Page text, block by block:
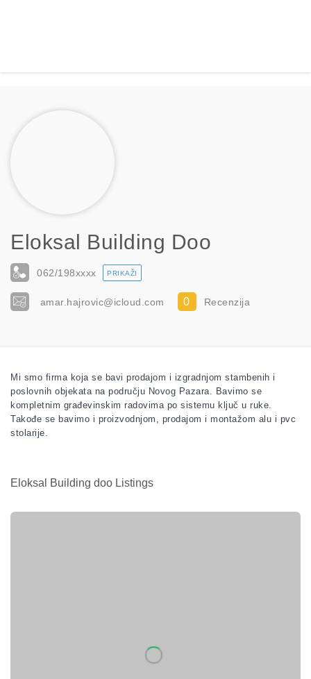
Eloksal Building Doo
062/198xxxx PRIKAŽI
amar.hajrovic@icloud.com 0 Recenzija
Mi smo firma koja se bavi prodajom i izgradnjom stambenih i
poslovnih objekata na području Novog Pazara. Bavimo se
kompletnim građevinskim radovima po sistemu ključ u ruke.
Takođe se bavimo i proizvodnjom, prodajom i montažom alu i pvc
stolarije.
Eloksal Building doo Listings